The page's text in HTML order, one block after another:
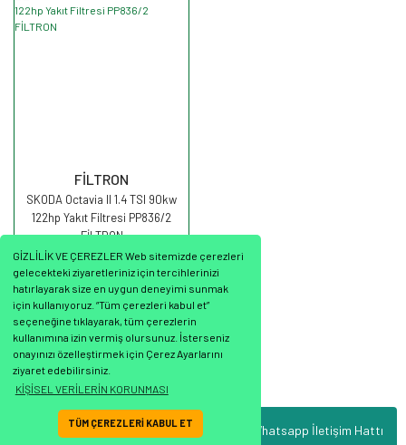
GİZLİLİK VE ÇEREZLER Web sitemizde çerezleri
gelecekteki ziyaretleriniz için tercihlerinizi
hatırlayarak size en uygun deneyimi sunmak
için kullanıyoruz. “Tüm çerezleri kabul et”
seçeneğine tıklayarak, tüm çerezlerin
kullanımına izin vermiş olursunuz. İsterseniz
onayınızı özelleştirmek için Çerez Ayarlarını
ziyaret edebilirsiniz.
KİŞİSEL VERİLERİN KORUNMASI
TÜM ÇEREZLERİ KABUL ET Whatsapp İletişim Hattı
FİLTRON
SKODA Octavia II 1.4 TSI 90kw
122hp Yakıt Filtresi PP836/2
FİLTRON
995,76 TL